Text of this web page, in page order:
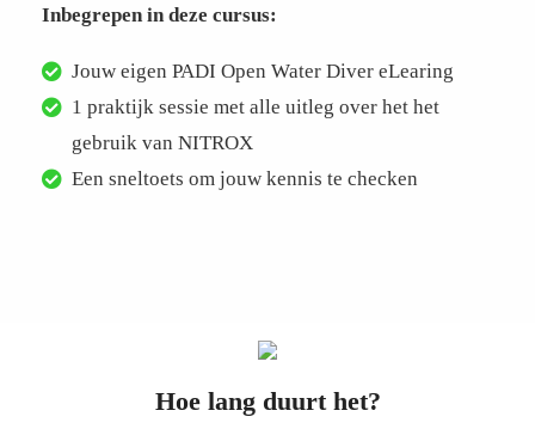
Inbegrepen in deze cursus:
Jouw eigen PADI Open Water Diver eLearing
1 praktijk sessie met alle uitleg over het het
gebruik van NITROX
Een sneltoets om jouw kennis te checken
Hoe lang duurt het?